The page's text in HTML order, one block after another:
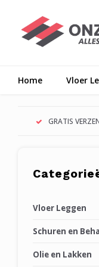
Home Vloer
GRATIS
Vloer Leggen
Schuren en
Olie en Lakken